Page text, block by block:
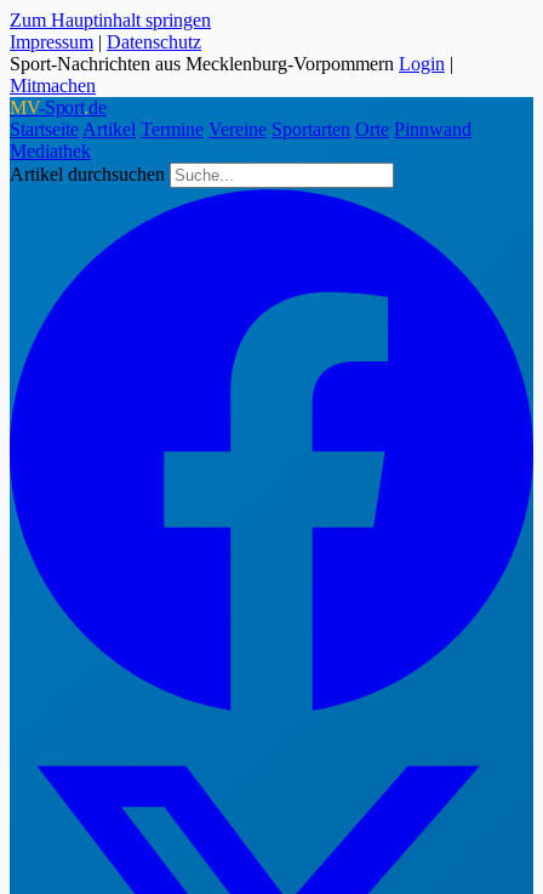
Zum Hauptinhalt springen
Impressum | Datenschutz
Sport-Nachrichten aus Mecklenburg-Vorpommern Login |
Mitmachen
MV-Sport.de
Startseite Artikel Termine Vereine Sportarten Orte Pinnwand
Mediathek
Artikel durchsuchen